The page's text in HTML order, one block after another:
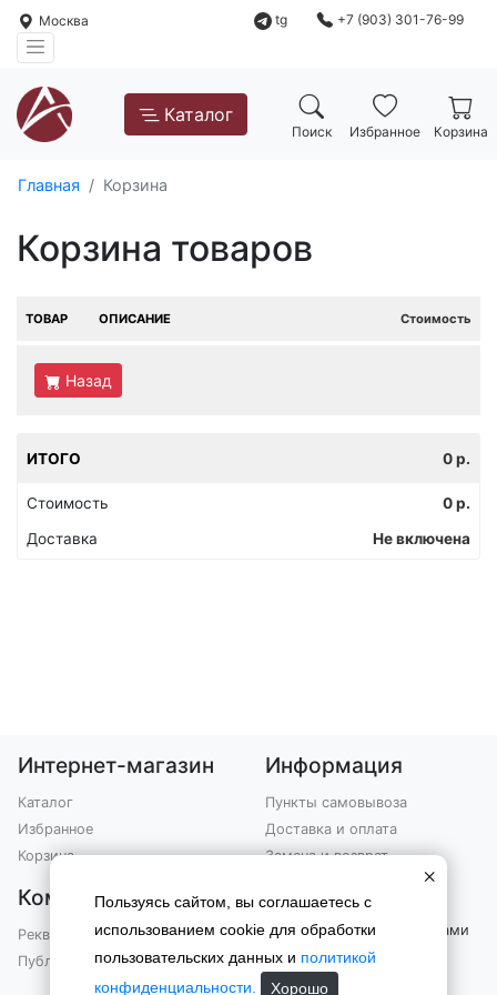
Москва tg +7 (903) 301-76-99
Каталог
Поиск Избранное Корзина
Главная Корзина
Корзина товаров
ТОВАР ОПИСАНИЕ Стоимость
Назад
ИТОГО 0р.
Стоимость 0р.
Доставка
Не включена
Интернет-магазин
Каталог
Избранное
Корзина
Информация
Пункты самовывоза
Доставка и оплата
Замена и возврат
Компания
Реквизиты
Публичная оферта
Контакты
Вы можете связаться с нами
по телефону
+7 (903) 301-76-99
×
Пользуясь сайтом, вы соглашаетесь с
использованием cookie для обработки
пользовательских данных и политикой
конфиденциальности.
Хорошо